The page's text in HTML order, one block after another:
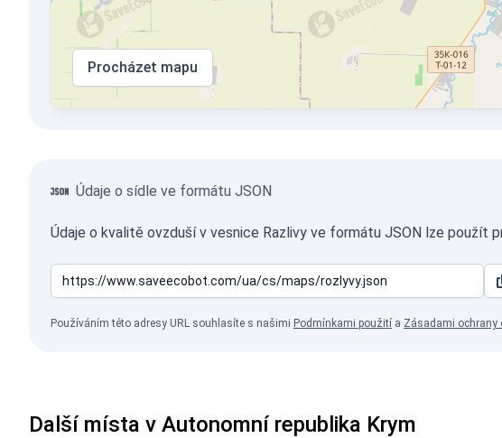
Procházet mapu
Údaje o sídle ve formátu JSON
Údaje o kvalitě ovzduší v vesnice Razlivy ve formátu JSON lze použít
Používáním této adresy URL souhlasíte s našimi Podmínkami použití a Zásadami ochrany
Další místa v Autonomní republika Krym